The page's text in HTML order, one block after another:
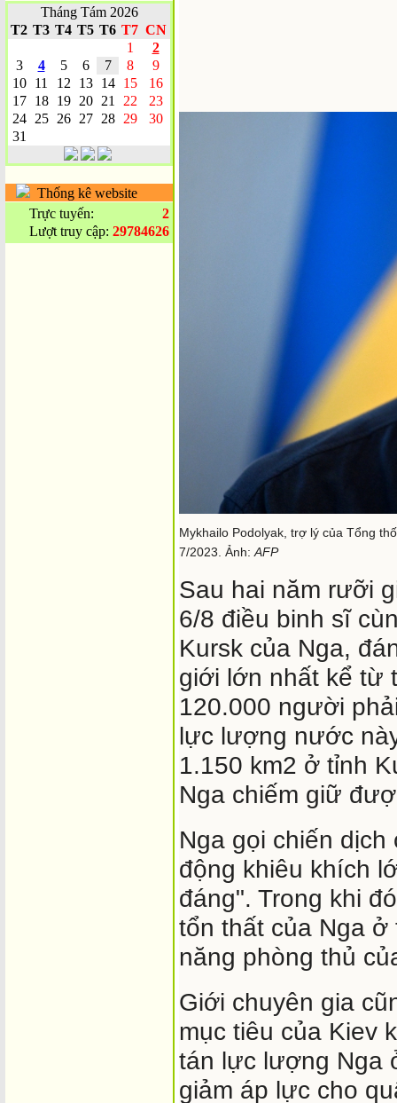
Tháng Tám 2026
T2 T3 T4 T5 T6 T7 CN
1
2
3
4 5 6 7 8
9
10
11 12 13 14 15
16
17
18 19 20 21 22
23
24
25 26 27 28 29
30
31
Thống kê website
Trực tuyến:
2
Lượt truy cập: 29784626
Mykhailo Podolyak, trợ lý của Tổng
7/2023. Ảnh: AFP
Sau hai năm rưỡi
6/8 điều binh sĩ
Kursk của Nga,
giới lớn nhất kể từ
120.000 người
lực lượng nước
1.150 km2 ở tỉnh
Nga chiếm giữ
Nga gọi chiến
động khiêu khích
đáng". Trong khi
tổn thất của Nga
năng phòng thủ
Giới chuyên gia
mục tiêu của Kiev
tán lực lượng Nga
giảm áp lực cho